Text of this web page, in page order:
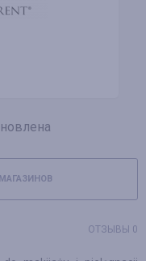
ОТЗЫВЫ 0